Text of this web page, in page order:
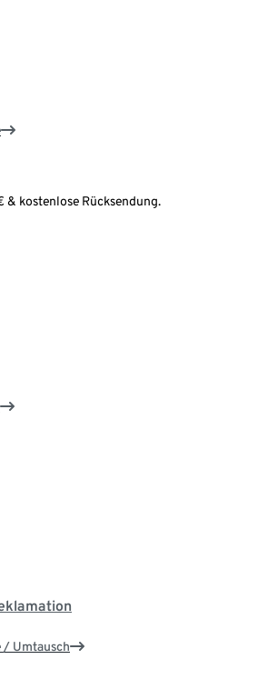
& kostenlose Rücksendung.
/ Umtausch